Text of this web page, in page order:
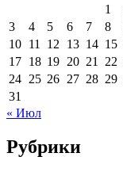
1
3
4 5 6 7 8
10 11 12 13 14 15
17 18 19 20 21 22
24 25 26 27 28 29
31
« Июл
Рубрики